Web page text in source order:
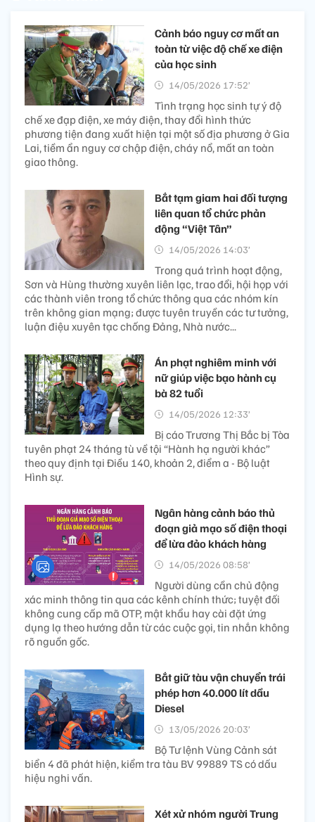
Cảnh báo nguy cơ mất an
toàn từ việc độ chế xe điện
của học sinh
14/05/2026 17:52’
Tình trạng học sinh tự ý độ
chế xe đạp điện, xe máy điện, thay đổi hình thức
phương tiện đang xuất hiện tại một số địa phương ở Gia
Lai, tiềm ẩn nguy cơ chập điện, cháy nổ, mất an toàn
giao thông.
Bắt tạm giam hai đối tượng
liên quan tổ chức phản
động “Việt Tân”
14/05/2026 14:03’
Trong quá trình hoạt động,
Sơn và Hùng thường xuyên liên lạc, trao đổi, hội họp với
các thành viên trong tổ chức thông qua các nhóm kín
trên không gian mạng; được tuyên truyền các tư tưởng,
luận điệu xuyên tạc chống Đảng, Nhà nước...
Án phạt nghiêm minh với
nữ giúp việc bạo hành cụ
bà 82 tuổi
14/05/2026 12:33’
Bị cáo Trương Thị Bắc bị Tòa
tuyên phạt 24 tháng tù về tội “Hành hạ người khác”
theo quy định tại Điều 140, khoản 2, điểm a - Bộ luật
Hình sự.
Ngân hàng cảnh báo thủ
đoạn giả mạo số điện thoại
để lừa đảo khách hàng
14/05/2026 08:58’
Người dùng cần chủ động
xác minh thông tin qua các kênh chính thức; tuyệt đối
không cung cấp mã OTP, mật khẩu hay cài đặt ứng
dụng lạ theo hướng dẫn từ các cuộc gọi, tin nhắn không
rõ nguồn gốc.
Bắt giữ tàu vận chuyển trái
phép hơn 40.000 lít dầu
Diesel
13/05/2026 20:03’
Bộ Tư lệnh Vùng Cảnh sát
biển 4 đã phát hiện, kiểm tra tàu BV 99889 TS có dấu
hiệu nghi vấn.
Xét xử nhóm người Trung